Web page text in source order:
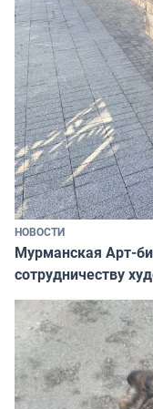
НОВОСТИ
Мурманская Арт-
сотрудничеству